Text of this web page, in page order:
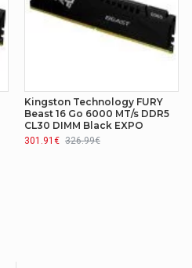
Non
Kingston Technology FURY
Beast 16 Go 6000 MT/s DDR5
CL30 DIMM Black EXPO
301.91€ 326.99€